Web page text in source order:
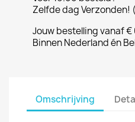
Zelfde dag Verzonden!
Jouw bestelling vanaf €
Binnen Nederland én
Omschrijving